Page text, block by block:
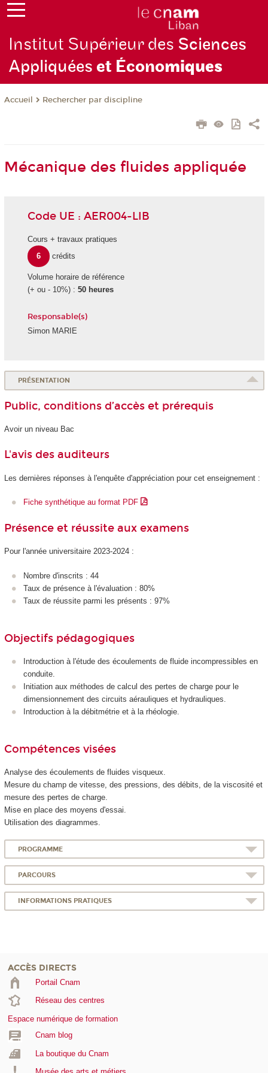
Institut Supérieur des Sciences
Appliquéeset Économiques
Accueil Rechercher par discipline
Mécanique des fluides appliquée
Code UE : AER004-LIB
Cours + travaux pratiques
6
crédits
Volume horaire de référence
(+ ou - 10%) : 50 heures
Responsable(s)
Simon MARIE
PRÉSENTATION
Public, conditions d’accès et prérequis
Avoir un niveau Bac
L'avis des auditeurs
Les dernières réponses à l'enquête d'appréciation pour cet enseignement :
Fiche synthétique au format PDF
Présence et réussite aux examens
Pour l'année universitaire 2023-2024 :
Nombre d'inscrits : 44
Taux de présence à l'évaluation : 80%
Taux de réussite parmi les présents : 97%
Objectifs pédagogiques
Introduction à l'étude des écoulements de fluide incompressibles en
conduite.
Initiation aux méthodes de calcul des pertes de charge pour le
dimensionnement des circuits aérauliques et hydrauliques.
Introduction à la débitmétrie et à la rhéologie.
Compétences visées
Analyse des écoulements de fluides visqueux.
Mesure du champ de vitesse, des pressions, des débits, de la viscosité et
mesure des pertes de charge.
Mise en place des moyens d'essai.
Utilisation des diagrammes.
PROGRAMME
PARCOURS
INFORMATIONS PRATIQUES
ACCÈS DIRECTS
Portail Cnam
Réseau des centres
Espace numérique de formation
Cnam blog
La boutique du Cnam